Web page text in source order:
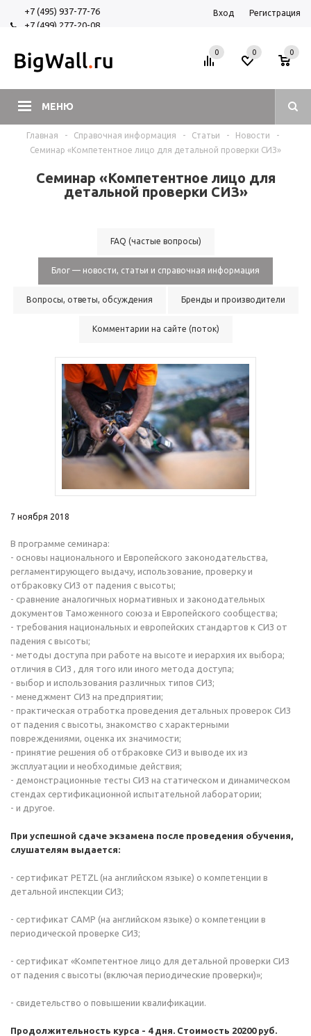
+7 (495) 937-77-76
+7 (499) 277-20-08
Вход Регистрация
МЕНЮ
0 0
0
Главная - Справочная информация - Статьи - Новости
-
Семинар «Компетентное лицо для детальной проверки СИЗ»
Семинар «Компетентное лицо для
детальной проверки СИЗ»
FAQ (частые вопросы)
Блог — новости, статьи и справочная информация
Вопросы, ответы, обсуждения Бренды и производители
Комментарии на сайте (поток)
7 ноября 2018
В программе семинара:
- основы национального и Европейского законодательства,
регламентирующего выдачу, использование, проверку и
отбраковку СИЗ от падения с высоты;
- сравнение аналогичных нормативных и законодательных
документов Таможенного союза и Европейского сообщества;
- требования национальных и европейских стандартов к СИЗ от
падения с высоты;
- методы доступа при работе на высоте и иерархия их выбора;
отличия в СИЗ , для того или иного метода доступа;
- выбор и использования различных типов СИЗ;
- менеджмент СИЗ на предприятии;
- практическая отработка проведения детальных проверок СИЗ
от падения с высоты, знакомство с характерными
повреждениями, оценка их значимости;
- принятие решения об отбраковке СИЗ и выводе их из
эксплуатации и необходимые действия;
- демонстрационные тесты СИЗ на статическом и динамическом
стендах сертификационной испытательной лаборатории;
- и другое.
При успешной сдаче экзамена после проведения обучения,
слушателям выдается:
- сертификат PETZL (на английском языке) о компетенции в
детальной инспекции СИЗ;
- сертификат САМР (на английском языке) о компетенции в
периодической проверке СИЗ;
- сертификат «Компетентное лицо для детальной проверки СИЗ
от падения с высоты (включая периодические проверки)»;
- свидетельство о повышении квалификации.
Продолжительность курса - 4 дня. Стоимость 20200 руб.